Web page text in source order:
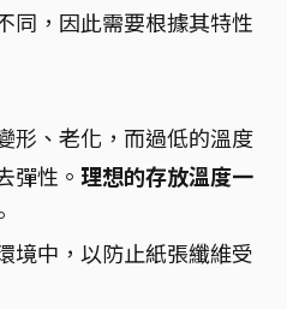
同，因此需要根據其特性
形、老化，而過低的溫度
彈性。 理想的存放溫度一
境中，以防止紙張纖維受